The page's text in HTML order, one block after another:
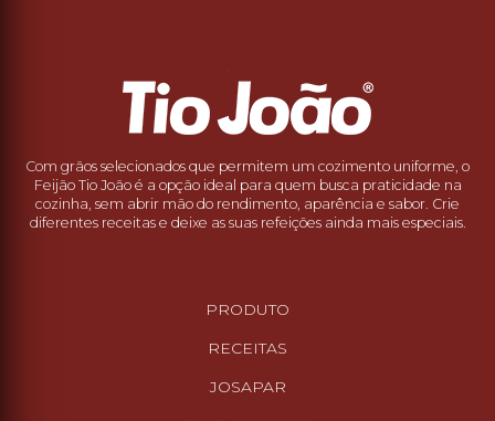
Com grãos selecionados que permitem um cozimento uniforme, o
Feijão Tio João é a opção ideal para quem busca praticidade na
cozinha, sem abrir mão do rendimento, aparência e sabor. Crie
diferentes receitas e deixe as suas refeições ainda mais especiais.
PRODUTO
RECEITAS
JOSAPAR